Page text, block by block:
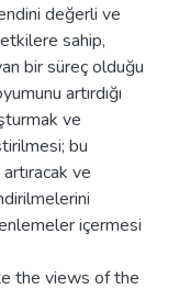
değerli ve
sahip,
bir süreç olduğu
artırdığı
ve
bu
ve
içermesi
the views of the